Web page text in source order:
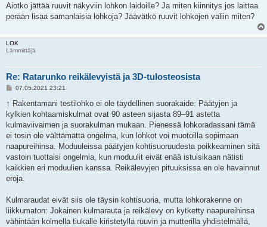
Aiotko jättää ruuvit näkyviin lohkon laidoille? Ja miten kiinnitys jos laittaa
perään lisää samanlaisia lohkoja? Jäävätkö ruuvit lohkojen väliin miten?
LOK
Lämmittäjä
Re: Ratarunko reikälevyistä ja 3D-tulosteosista
V
e
t
i
07.05.2021 23:21
↑ Rakentamani testilohko ei ole täydellinen suorakaide: Päätyjen ja
kylkien kohtaamiskulmat ovat 90 asteen sijasta 89–91 astetta
kulmaviivaimen ja suorakulman mukaan. Pienessä lohkoradassani tämä
ei tosin ole välttämättä ongelma, kun lohkot voi muotoilla sopimaan
naapureihinsa. Moduuleissa päätyjen kohtisuoruudesta poikkeaminen sitä
vastoin tuottaisi ongelmia, kun moduulit eivät enää istuisikaan nätisti
kaikkien eri moduulien kanssa. Reikälevyjen pituuksissa en ole havainnut
eroja.
Kulmaraudat eivät siis ole täysin kohtisuoria, mutta lohkorakenne on
liikkumaton: Jokainen kulmarauta ja reikälevy on kytketty naapureihinsa
vähintään kolmella tiukalle kiristetyllä ruuvin ja mutterilla yhdistelmällä,